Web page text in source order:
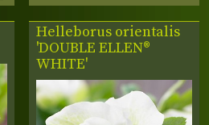
Helleborus orientalis
'DOUBLE ELLEN®
WHITE'